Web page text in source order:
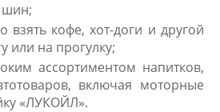
шин;
взять кофе, хот-доги и другой
или на прогулку;
ассортиментом напитков,
включая моторные
«ЛУКОЙЛ».